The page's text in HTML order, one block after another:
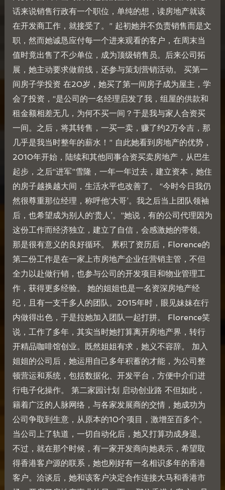
话来说销售行政有一个职位，单纯的想，读房地产就该
在开发商工作，就接受了。” 起初她并不负责销售而是文
职，然而她诚恳应付每一个进来观看的客户，在周末当
值时竟出售了不少单位，成为顶级销售员。后来公司拓
展，她主动要求做前线，还参与策划营销活动。 买第一
间房子学投资 在20岁，她买了第一间房子成为屋主，学
会了投资，“是公司的一名经理启发了我，组屋的供款和
租金额相差无几，为何不买一间？于是我与家人合资买
一间。之后，将其转售，一买一卖，赚了约2万令吉，那
几乎是我当时整年的薪水！” 自此她看到房地产的优势，
2010年开始，陆续和其他同事合资买卖房地产，从巴生
起步，之后“进军”雪隆，一年一年过去，建立资本，她住
的房子越换越大间，生活水平也改善了。 “今时今日我仍
然很尊重那位经理，称呼他‘大哥’。我之后当上团队领袖
后，也希望成为别人的‘贵人’。”她说，有的公司代理因为
这份工作而经济独立，建立了自信，会感激她的带领。
那是很有意义的良好循环。 累积了资历后，Florence的
第二份工作是在一家上市房地产企业任营销主管，不但
全力以赴做行销，也参与公司的开发项目和物业管理工
作，获得更多经验。 她的姐姐也是一名资深房地产经
纪，且有一支千多人的团队。2015年时，眼见妹妹在行
内做得出色，于是拉她加入团队一起打拼。 Florence笑
说，工作了多年，其实当时她打算离开房地产界，转行
开精品咖啡馆创业。既然姐姐有求，她义不容辞。 加入
姐姐的公司后，她运用自己多年积蓄的才能，为公司整
顿营运和系统，包括数据化、开发平台，方便中介们进
行电子化操作。 第二家园计划 启动创业路 不但如此，
籍着广泛的人脉网络，与各家发展商的交情，她成功为
公司争取到生意，从原本的10个项目，激增至百多个。
当公司上了轨道，一切自动化后，她又打算功成身退。
不过，就在那个时候，有一家开发商向她表示，希望取
得香港客户源的联系，她也刚好有一名相识多年的香港
客户。洽谈后，她和该客户决定合作连接大马和香港市